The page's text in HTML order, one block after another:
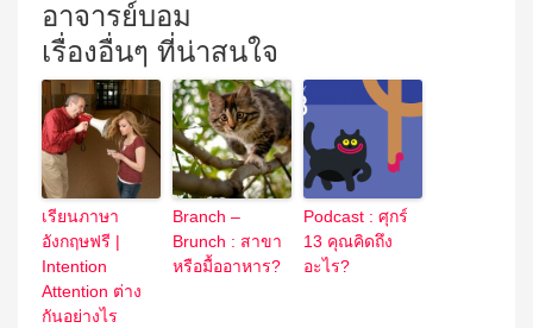
อาจารย์บอม
เรื่องอื่นๆ ที่น่าสนใจ
เรียนภาษา
อังกฤษฟรี |
Intention
Attention ต่าง
กันอย่างไร
Branch –
Brunch : สาขา
หรือมื้ออาหาร?
Podcast : ศุกร์
13 คุณคิดถึง
อะไร?